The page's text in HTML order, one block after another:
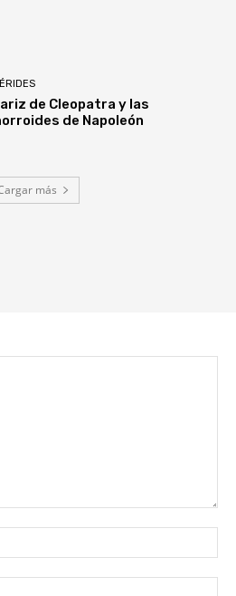
de Cleopatra y las
de Napoleón
más